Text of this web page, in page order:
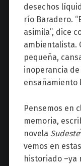
desechos
río Baradero.
asimila”, dice
ambientalista.
pequeña,
inoperancia
ensañamiento
Pensemos en
memoria,
novela Sudeste
vemos en
historiado –ya